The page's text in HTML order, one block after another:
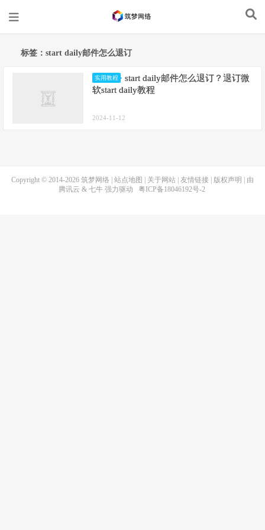
标签：start daily邮件怎么退订
实用教程
start daily邮件怎么退订？退订微
软start daily教程
2024-11-12
Copyright © 2014-2026 筑梦网络 站点地图 关于网站 友情链接 版权声明
| 由
腾讯云 & 七牛强力驱动 粤ICP备18046192号-2